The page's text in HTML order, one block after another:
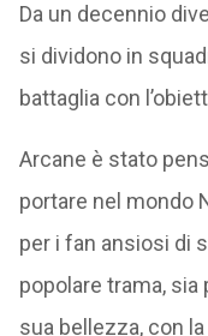
Da un decennio
si dividono in
battaglia con
Arcane è stato
portare nel mondo
per i fan ansiosi di
popolare trama, sia
sua bellezza, con